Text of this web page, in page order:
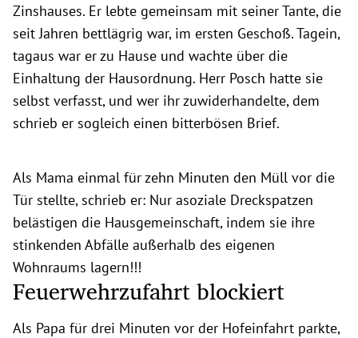
Zinshauses. Er lebte gemeinsam mit seiner Tante, die
seit Jahren bettlägrig war, im ersten Geschoß. Tagein,
tagaus war er zu Hause und wachte über die
Einhaltung der Hausordnung. Herr Posch hatte sie
selbst verfasst, und wer ihr zuwiderhandelte, dem
schrieb er sogleich einen bitterbösen Brief.
Als Mama einmal für zehn Minuten den Müll vor die
Tür stellte, schrieb er: Nur asoziale Dreckspatzen
belästigen die Hausgemeinschaft, indem sie ihre
stinkenden Abfälle außerhalb des eigenen
Wohnraums lagern!!!
Feuerwehrzufahrt blockiert
Als Papa für drei Minuten vor der Hofeinfahrt parkte,